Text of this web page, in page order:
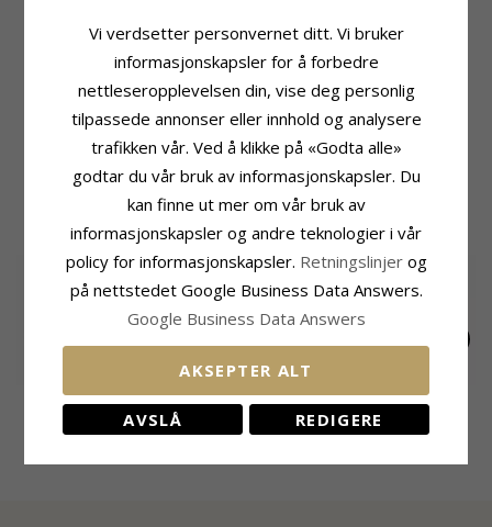
Øredobber: Øredobber
9 Karat Hvitt Gull
Overflate: Blank
Sliping:Fasettslipt
Farge:Hvit
Stein:Zirkon
Størrelse
Diameter:7,4 mm
Leveringstid
Leveringstid: Ca. 5-10 Hverdager
MEST POPULÆRE PRODUKTER I
KATEGORIEN
10 mm Støvring
Design creol i 8 karat
2748,-
SALE 35%
13 mm diamant creol
i 14 karat gull med
diamant
10 mm Støvring
Design creol i 14
karat gull
CHANTI-pris
Vi verdsetter personvernet ditt. Vi bruker
informasjonskapsler for å forbedre
nettleseropplevelsen din, vise deg personlig
tilpassede annonser eller innhold og analysere
trafikken vår. Ved å klikke på «Godta alle»
godtar du vår bruk av informasjonskapsler. Du
kan finne ut mer om vår bruk av
informasjonskapsler og andre teknologier i vår
policy for informasjonskapsler. Retningslinjer og
på nettstedet Google Business Data Answers.
Google Business Data Answers
AKSEPTER ALT
AVSLÅ REDIGERE